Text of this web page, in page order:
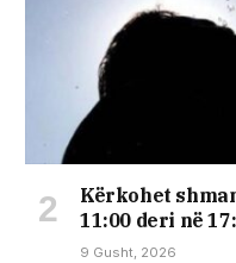
Kërkohet
11:00 deri në
9 Gusht, 2026